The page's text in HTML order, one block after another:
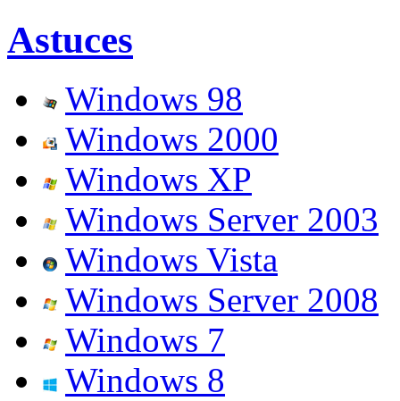
Astuces
Windows 98
Windows 2000
Windows XP
Windows Server 2003
Windows Vista
Windows Server 2008
Windows 7
Windows 8